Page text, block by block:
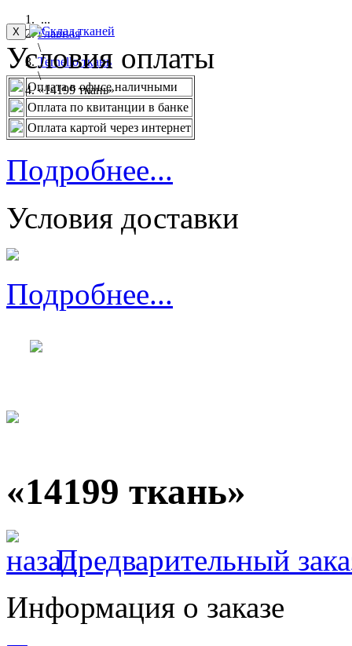
...
Главная
\
Ternello ткань
\
«14199 ткань»
X
Условия оплаты
Оплата в офисе наличными
Оплата по квитанции в банке
Оплата картой через интернет
Подробнее...
Условия доставки
Подробнее...
«14199 ткань»
Предварительный
Информация о заказе